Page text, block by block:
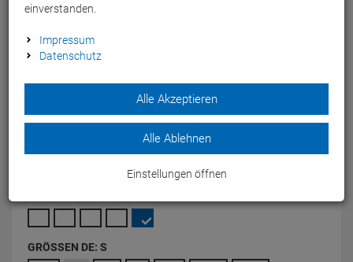
Arena Team Line Unisex Funktion Poloshirt
004902 - S white
Herstellernummer: 004902
Sportliches Unisex Polo Shirt von Arena mit Logo auf der
GRÖSSEN DE: S
einverstanden.
Impressum
Datenschutz
Alle Akzeptieren
Alle Ablehnen
Einstellungen öffnen